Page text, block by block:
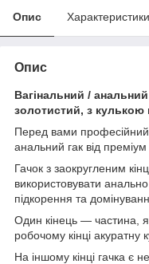
Опис Характеристики
Опис
Вагінальний /
золотистий, з кулькою
Перед вами
анальний гак від
Гачок з заокругленим
використовувати
підкорення та
Один кінець — частина,
робочому кінці акуратну
На іншому кінці гачка є